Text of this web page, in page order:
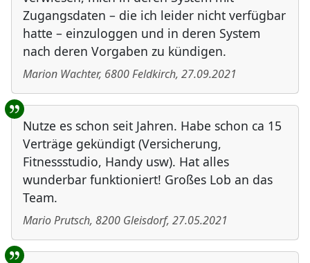
Zugangsdaten – die ich leider nicht verfügbar
hatte – einzuloggen und in deren System
nach deren Vorgaben zu kündigen.
Marion Wachter, 6800Feldkirch, 27.09.2021
Nutze es schon seit Jahren. Habe schon ca 15
Verträge gekündigt (Versicherung,
Fitnessstudio, Handy usw). Hat alles
wunderbar funktioniert! Großes Lob an das
Team.
Mario Prutsch, 8200 Gleisdorf, 27.05.2021